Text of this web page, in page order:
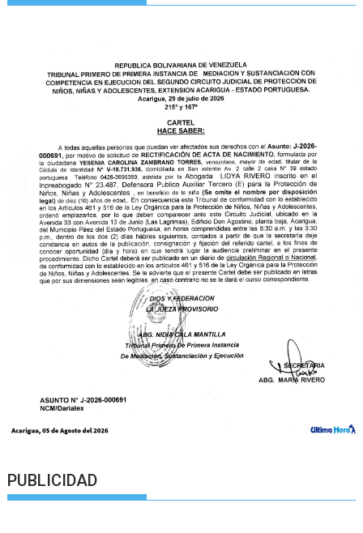
PUBLICIDAD